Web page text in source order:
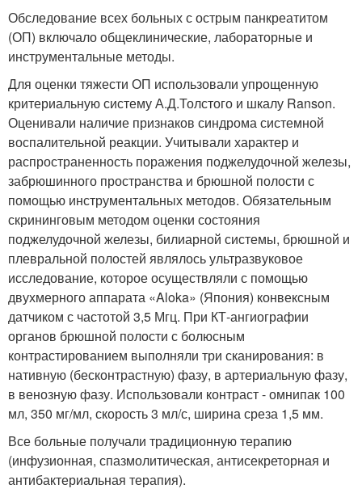
Обследование всех больных с острым панкреатитом
(ОП) включало общеклинические, лабораторные и
инструментальные методы.
Для оценки тяжести ОП использовали упрощенную
критериальную систему А.Д.Толстого и шкалу Ranson.
Оценивали наличие признаков синдрома системной
воспалительной реакции. Учитывали характер и
распространенность поражения поджелудочной железы,
забрюшинного пространства и брюшной полости с
помощью инструментальных методов. Обязательным
скрининговым методом оценки состояния
поджелудочной железы, билиарной системы, брюшной и
плевральной полостей являлось ультразвуковое
исследование, которое осуществляли с помощью
двухмерного аппарата «Aloka» (Япония) конвексным
датчиком с частотой 3,5 Мгц. При КТ-ангиографии
органов брюшной полости с болюсным
контрастированием выполняли три сканирования: в
нативную (бесконтрастную) фазу, в артериальную фазу,
в венозную фазу. Использовали контраст - омнипак 100
мл, 350 мг/мл, скорость 3 мл/с, ширина среза 1,5 мм.
Все больные получали традиционную терапию
(инфузионная, спазмолитическая, антисекреторная и
антибактериальная терапия).